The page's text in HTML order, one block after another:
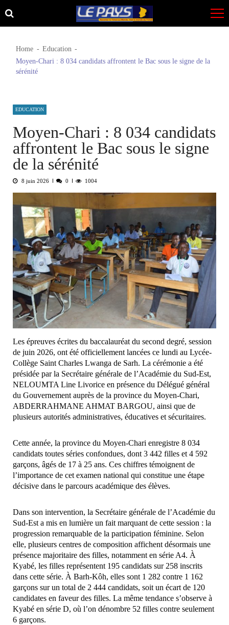
Skip
to
Skip
to
Home
Education
Moyen-Chari : 8 034 candidats affrontent le Bac sous le signe de la
sérénité
EDUCATION
Moyen-Chari : 8 034 candidats
affrontent le Bac sous le signe
de la sérénité
8 juin 2026 0 1004
Les épreuves écrites du baccalauréat du second degré, session
de juin 2026, ont été officiellement lancées ce lundi au Lycée-
Collège Saint Charles Lwanga de Sarh. La cérémonie a été
présidée par la Secrétaire générale de l’Académie du Sud-Est,
NELOUMTA Line Livorice en présence du Délégué général
du Gouvernement auprès de la province du Moyen-Chari,
ABDERRAHMANE AHMAT BARGOU, ainsi que de
plusieurs autorités administratives, éducatives et sécuritaires.
Cette année, la province du Moyen-Chari enregistre 8 034
candidats toutes séries confondues, dont 3 442 filles et 4 592
garçons, âgés de 17 à 25 ans. Ces chiffres témoignent de
l’importance de cet examen national qui constitue une étape
décisive dans le parcours académique des élèves.
Dans son intervention, la Secrétaire générale de l’Académie du
Sud-Est a mis en lumière un fait marquant de cette session : la
progression remarquable de la participation féminine. Selon
elle, plusieurs centres de composition affichent désormais une
présence majoritaire des filles, notamment en série A4. À
Kyabé, les filles représentent 195 candidats sur 258 inscrits
dans cette série. À Barh-Kôh, elles sont 1 282 contre 1 162
garçons sur un total de 2 444 candidats, soit un écart de 120
candidates en faveur des filles. La même tendance s’observe à
Kyabé en série D, où l’on dénombre 52 filles contre seulement
6 garçons.